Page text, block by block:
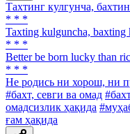
Тахтинг кулгунча,
* * *
Taxting kulguncha, baxting
* * *
Better be born lucky than
* * *
He родись ни хорош, ни
#бахт, севги ва омад
омадсизлик ҳақида
ғам ҳақида